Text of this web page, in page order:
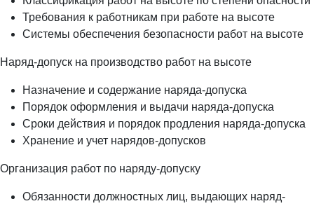
Требования к работникам при работе на высоте
Системы обеспечения безопасности работ на высоте
Наряд-допуск на производство работ на высоте
Назначение и содержание наряда-допуска
Порядок оформления и выдачи наряда-допуска
Сроки действия и порядок продления наряда-допуска
Хранение и учет нарядов-допусков
Организация работ по наряду-допуску
Обязанности должностных лиц, выдающих наряд-